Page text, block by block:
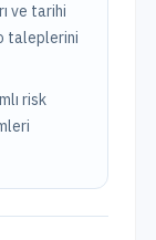
ve tarihi
taleplerini
risk